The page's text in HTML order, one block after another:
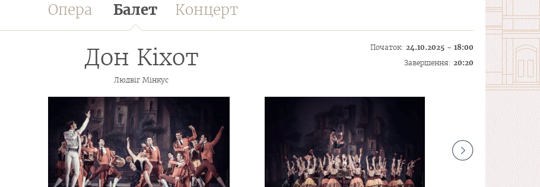
Опера Балет Концерт
Початок: 24.10.2025 - 18:00
Завершення: 20:20
Дон Кіхот
Людвіг Мінкус